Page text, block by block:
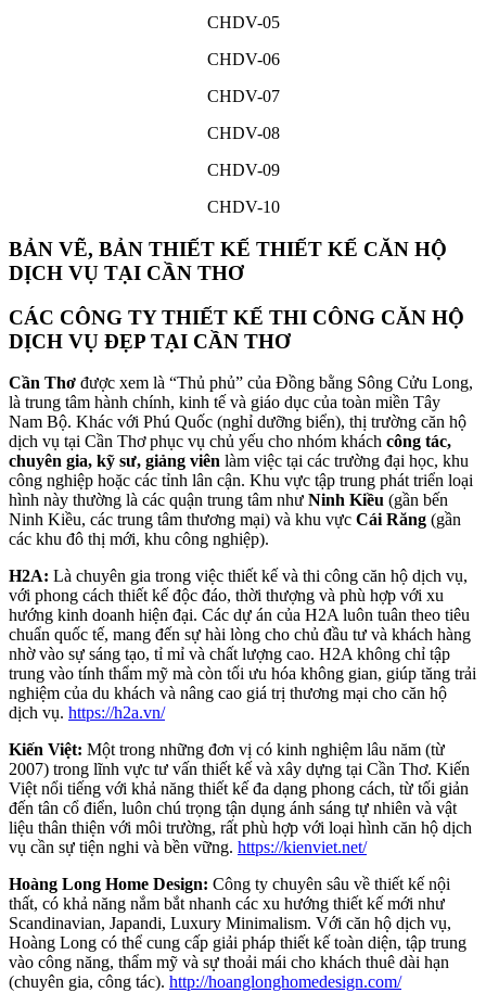
CHDV-05
CHDV-06
CHDV-07
CHDV-08
CHDV-09
CHDV-10
BẢN VẼ, BẢN THIẾT KẾ THIẾT KẾ CĂN HỘ
DỊCH VỤ TẠI CẦN THƠ
CÁC CÔNG TY THIẾT KẾ THI CÔNG CĂN HỘ
DỊCH VỤ ĐẸP TẠI CẦN THƠ
Cần Thơ được xem là “Thủ phủ” của Đồng bằng Sông Cửu Long,
là trung tâm hành chính, kinh tế và giáo dục của toàn miền Tây
Nam Bộ. Khác với Phú Quốc (nghỉ dưỡng biển), thị trường căn hộ
dịch vụ tại Cần Thơ phục vụ chủ yếu cho nhóm khách công tác,
chuyên gia, kỹ sư, giảng viên làm việc tại các trường đại học, khu
công nghiệp hoặc các tỉnh lân cận. Khu vực tập trung phát triển loại
hình này thường là các quận trung tâm như Ninh Kiều (gần bến
Ninh Kiều, các trung tâm thương mại) và khu vực Cái Răng (gần
các khu đô thị mới, khu công nghiệp).
H2A: Là chuyên gia trong việc thiết kế và thi công căn hộ dịch vụ,
với phong cách thiết kế độc đáo, thời thượng và phù hợp với xu
hướng kinh doanh hiện đại. Các dự án của H2A luôn tuân theo tiêu
chuẩn quốc tế, mang đến sự hài lòng cho chủ đầu tư và khách hàng
nhờ vào sự sáng tạo, tỉ mỉ và chất lượng cao. H2A không chỉ tập
trung vào tính thẩm mỹ mà còn tối ưu hóa không gian, giúp tăng trải
nghiệm của du khách và nâng cao giá trị thương mại cho căn hộ
dịch vụ. https://h2a.vn/
Kiến Việt: Một trong những đơn vị có kinh nghiệm lâu năm (từ
2007) trong lĩnh vực tư vấn thiết kế và xây dựng tại Cần Thơ. Kiến
Việt nổi tiếng với khả năng thiết kế đa dạng phong cách, từ tối giản
đến tân cổ điển, luôn chú trọng tận dụng ánh sáng tự nhiên và vật
liệu thân thiện với môi trường, rất phù hợp với loại hình căn hộ dịch
vụ cần sự tiện nghi và bền vững. https://kienviet.net/
Hoàng Long Home Design: Công ty chuyên sâu về thiết kế nội
thất, có khả năng nắm bắt nhanh các xu hướng thiết kế mới như
Scandinavian, Japandi, Luxury Minimalism. Với căn hộ dịch vụ,
Hoàng Long có thể cung cấp giải pháp thiết kế toàn diện, tập trung
vào công năng, thẩm mỹ và sự thoải mái cho khách thuê dài hạn
(chuyên gia, công tác). http://hoanglonghomedesign.com/